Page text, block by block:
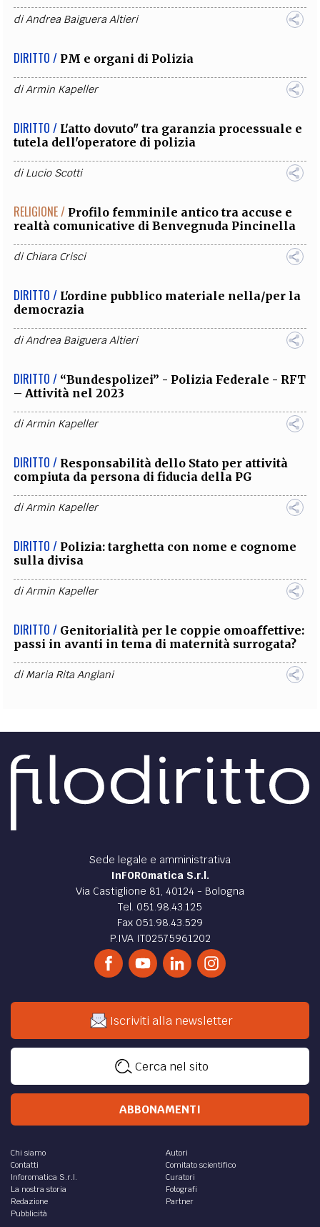
diAndrea Baiguera Altieri
DIRITTO / PM e organi di Polizia
diArmin Kapeller
DIRITTO / L'atto dovuto" tra garanzia processuale e
tutela dell'operatore di polizia
diLucio Scotti
RELIGIONE / Profilo femminile antico tra accuse e
realtà comunicative di Benvegnuda Pincinella
diChiara Crisci
DIRITTO / L'ordine pubblico materiale nella/per la
democrazia
diAndrea Baiguera Altieri
DIRITTO / “Bundespolizei” - Polizia Federale - RFT
– Attività nel 2023
diArmin Kapeller
DIRITTO / Responsabilità dello Stato per attività
compiuta da persona di fiducia della PG
diArmin Kapeller
DIRITTO / Polizia: targhetta con nome e cognome
sulla divisa
diArmin Kapeller
DIRITTO / Genitorialità per le coppie omoaffettive:
passi in avanti in tema di maternità surrogata?
diMaria Rita Anglani
Sede legale e amministrativa
InFOROmatica S.r.l.
Via Castiglione 81, 40124 - Bologna
Tel. 051.98.43.125
Fax 051.98.43.529
P.IVA IT02575961202
Iscriviti alla newsletter
Cerca nel sito
ABBONAMENTI
Chi siamo
Contatti
Inforomatica S.r.l.
La nostra storia
Redazione
Pubblicità
Autori
Comitato scientifico
Curatori
Fotografi
Partner